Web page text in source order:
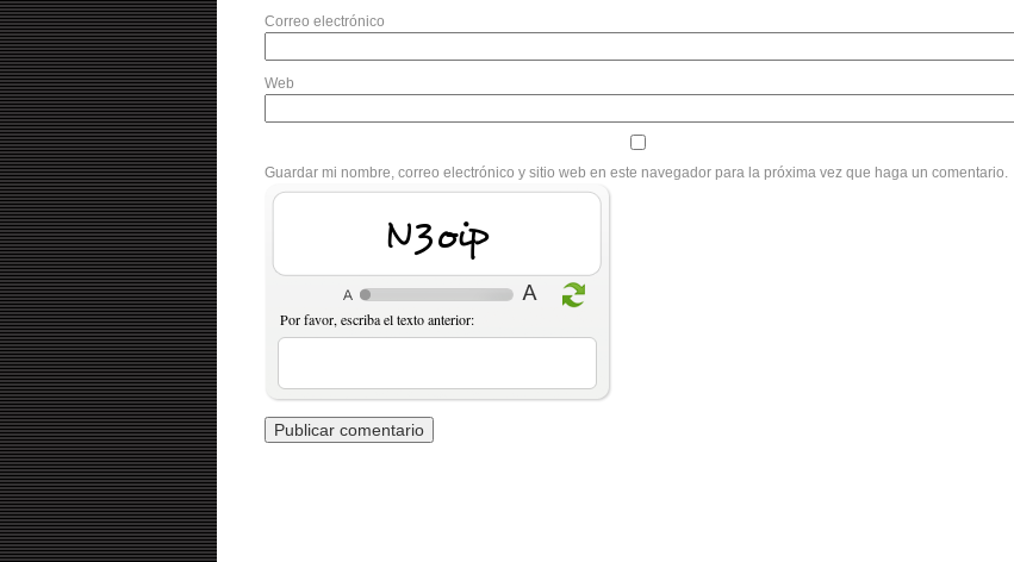
Correo electrónico
Web
Guardar mi nombre, correo electrónico y sitio web en este navegador para la próxima vez que haga un comentario.
VvfEx
Por favor, escriba el texto anterior: